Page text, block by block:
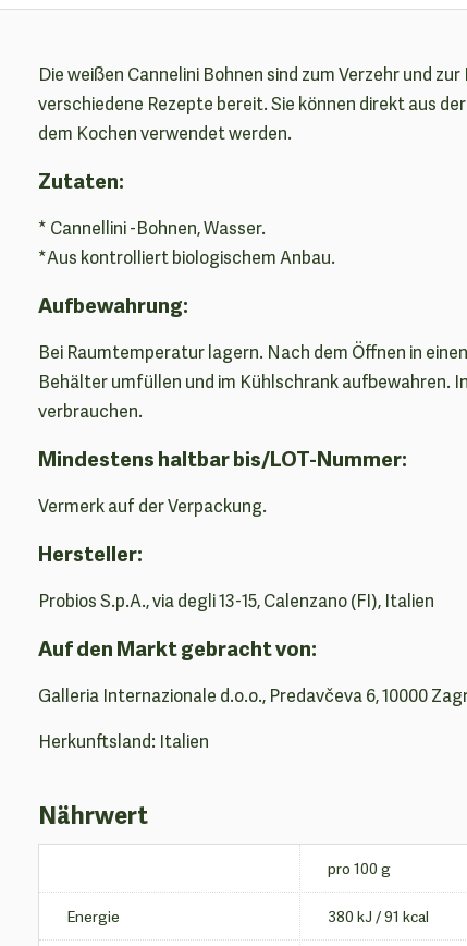
Die weißen Cannelini Bohnen sind zum Verzehr und zur
verschiedene Rezepte bereit. Sie können direkt aus
dem Kochen verwendet werden.
Zutaten:
* Cannellini -Bohnen, Wasser.
*Aus kontrolliert biologischem Anbau.
Aufbewahrung:
Bei Raumtemperatur lagern. Nach dem Öffnen in
Behälter umfüllen und im Kühlschrank aufbewahren.
verbrauchen.
Mindestens haltbar bis/LOT-Nummer:
Vermerk auf der Verpackung.
Hersteller:
Probios S.p.A., via degli 13-15, Calenzano (FI), Italien
Auf den Markt gebracht von:
Galleria Internazionale d.o.o., Predavčeva 6, 10000
Herkunftsland: Italien
Nährwert
pro 100 g
Energie 380 kJ / 91 kcal